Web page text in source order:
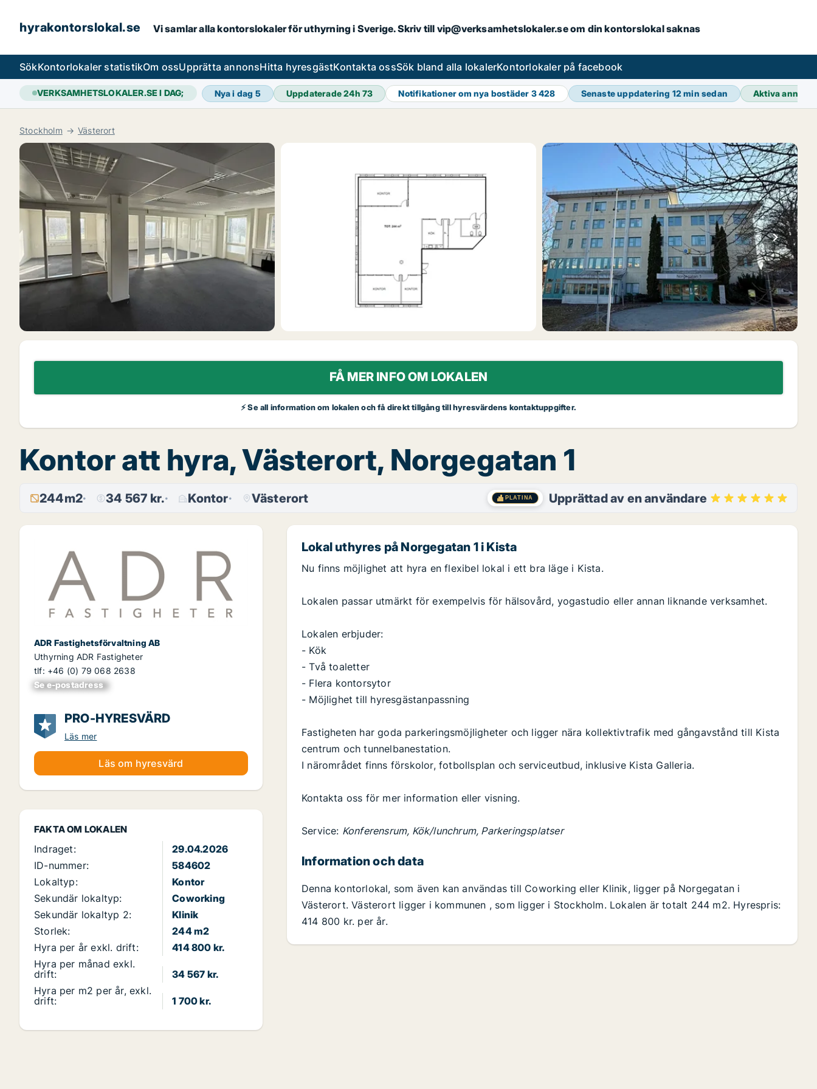
hyrakontorslokal.se Vi samlar alla kontorslokaler för uthyrning i Sverige. Skriv till vip@verksamhetslokaler.se om din kontorslokal saknas
SökKontorlokaler statistikOm ossUpprätta annonsHitta hyresgästKontakta ossSök bland alla lokalerKontorlokaler på facebook
VERKSAMHETSLOKALER.SE I DAG; Nya i dag 5 Uppdaterade 24h73 Notifikationer om nya bostäder 3 428 Senaste uppdatering 12 min sedan Aktiva
Stockholm Västerort
FÅ MER INFO OM LOKALEN
⚡ Se all information om lokalen och få direkt tillgång till hyresvärdens kontaktuppgifter.
Kontor att hyra, Västerort, Norgegatan 1
244m2 34 567 kr. Kontor Västerort PLATINA Upprättad av en användare
ADR Fastighetsförvaltning AB
Uthyrning ADR Fastigheter
tlf: +46 (0) 79 068 2638
Se e-postadress
xxxxxxxxxxxxxxx
PRO-HYRESVÄRD
Läs mer
Läs om hyresvärd
FAKTA OM LOKALEN
Indraget:
29.04.2026
ID-nummer:
584602
Lokaltyp:
Kontor
Sekundär lokaltyp:
Coworking
Sekundär lokaltyp 2:
Klinik
Storlek:
244 m2
Hyra per år exkl. drift:
414 800 kr.
Hyra per månad exkl.
drift:
34 567 kr.
Hyra per m2 per år, exkl.
drift:
1 700 kr.
Lokal uthyres på Norgegatan 1 i Kista
Nu finns möjlighet att hyra en flexibel lokal i ett bra läge i Kista.
Lokalen passar utmärkt för exempelvis för hälsovård, yogastudio eller annan liknande verksamhet.
Lokalen erbjuder:
- Kök
- Två toaletter
- Flera kontorsytor
- Möjlighet till hyresgästanpassning
Fastigheten har goda parkeringsmöjligheter och ligger nära kollektivtrafik med gångavstånd till Kista
centrum och tunnelbanestation.
I närområdet finns förskolor, fotbollsplan och serviceutbud, inklusive Kista Galleria.
Kontakta oss för mer information eller visning.
Service: Konferensrum, Kök/lunchrum, Parkeringsplatser
Information och data
Denna kontorlokal, som även kan användas till Coworking eller Klinik, ligger på Norgegatan i
Västerort. Västerort ligger i kommunen , som ligger i Stockholm. Lokalen är totalt 244 m2. Hyrespris:
414 800 kr. per år.